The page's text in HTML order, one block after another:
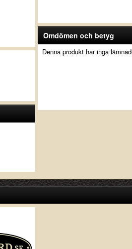
Omdömen och betyg
Denna produkt har inga